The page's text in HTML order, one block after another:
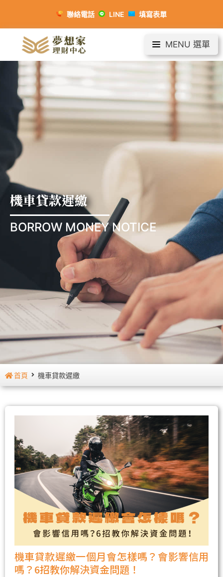
聯絡電話 LINE 填寫表單
MENU 選單
機車貸款遲繳
BORROW MONEY NOTICE
首頁 機車貸款遲繳
機車貸款遲繳一個月會怎樣嗎？會影響信用
嗎？6招教你解決資金問題！